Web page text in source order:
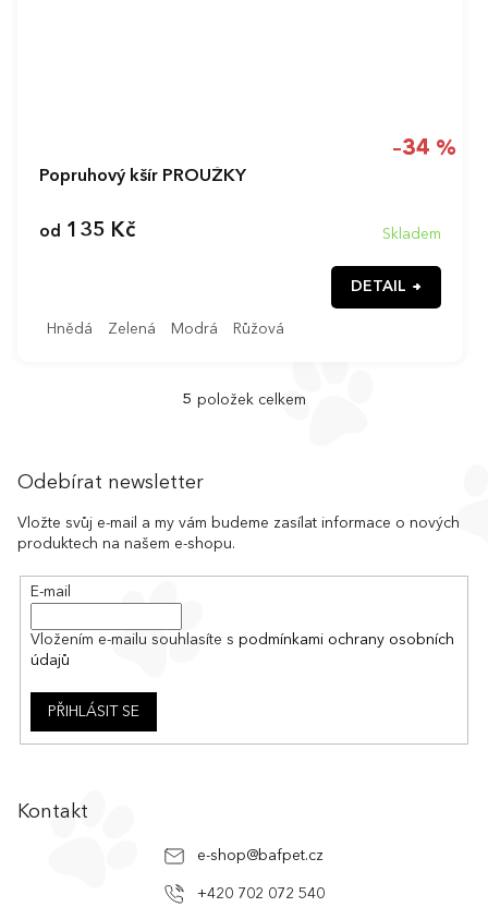
–34 %
Popruhový kšír PROUŽKY
Skladem
od 135 Kč
DETAIL
Hnědá Zelená Modrá Růžová
O
c
p
k
i
5 položek celkem
Odebírat newsletter
Vložte svůj e-mail a my vám budeme zasílat informace o nových
produktech na našem e-shopu.
E-mail
Vložením e-mailu souhlasíte s podmínkami ochrany osobních
údajů
PŘIHLÁSIT SE
Kontakt
e-shop@bafpet.cz
+420 702 072 540